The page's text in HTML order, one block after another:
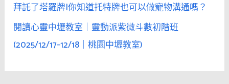
拜託了塔羅牌|你知道托特牌也可以做寵物溝通嗎？
閱讀心靈中壢教室｜靈動派紫微斗數初階班
(2025/12/17–12/18｜桃園中壢教室)